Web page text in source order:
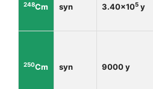
248Cm syn 3.40×105 y
250Cm syn 9000 y